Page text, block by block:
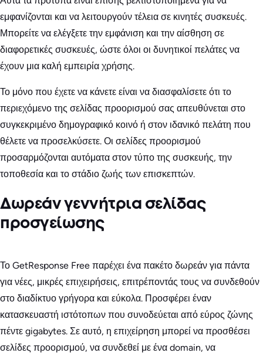
εμφανίζονται και να λειτουργούν τέλεια σε κινητές συσκευές.
Μπορείτε να ελέγξετε την εμφάνιση και την αίσθηση σε
διαφορετικές συσκευές, ώστε όλοι οι δυνητικοί πελάτες να
έχουν μια καλή εμπειρία χρήσης.
Το μόνο που έχετε να κάνετε είναι να διασφαλίσετε ότι το
περιεχόμενο της σελίδας προορισμού σας απευθύνεται στο
συγκεκριμένο δημογραφικό κοινό ή στον ιδανικό πελάτη που
θέλετε να προσελκύσετε. Οι σελίδες προορισμού
προσαρμόζονται αυτόματα στον τύπο της συσκευής, την
τοποθεσία και το στάδιο ζωής των επισκεπτών.
Δωρεάν γεννήτρια σελίδας
προσγείωσης
Το GetResponse Free παρέχει ένα πακέτο δωρεάν για πάντα
για νέες, μικρές επιχειρήσεις, επιτρέποντάς τους να συνδεθούν
στο διαδίκτυο γρήγορα και εύκολα. Προσφέρει έναν
κατασκευαστή ιστότοπων που συνοδεύεται από εύρος ζώνης
πέντε gigabytes. Σε αυτό, η επιχείρηση μπορεί να προσθέσει
σελίδες προορισμού, να συνδεθεί με ένα domain, να